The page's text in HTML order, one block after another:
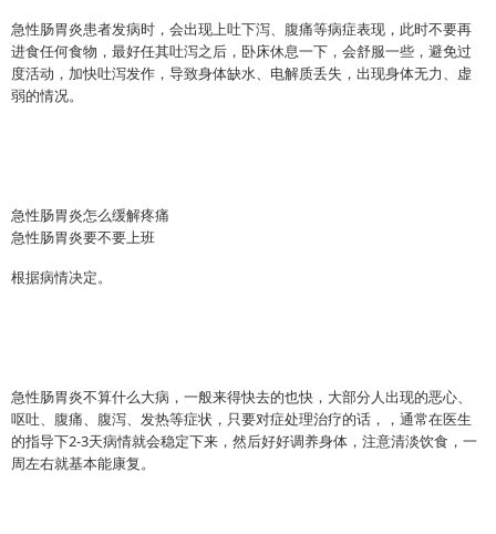
急性肠胃炎患者发病时，会出现上吐下泻、腹痛等病症表现，此时不要再
进食任何食物，最好任其吐泻之后，卧床休息一下，会舒服一些，避免过
度活动，加快吐泻发作，导致身体缺水、电解质丢失，出现身体无力、虚
弱的情况。
急性肠胃炎怎么缓解疼痛
急性肠胃炎要不要上班
根据病情决定。
急性肠胃炎不算什么大病，一般来得快去的也快，大部分人出现的恶心、
呕吐、腹痛、腹泻、发热等症状，只要对症处理治疗的话，，通常在医生
的指导下2-3天病情就会稳定下来，然后好好调养身体，注意清淡饮食，一
周左右就基本能康复。